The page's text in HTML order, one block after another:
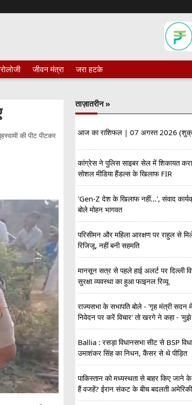
जीवन मंत्रा जरा हटके
की पीट पीटकर
ताज़ातरीन »
आज का राशिफल | 07 अगस्त 2026
कांग्रेस ने पुलिस साइबर सेल में शिकायत
सोशल मीडिया हैंडल्स के खिलाफ FIR
'Gen-Z देश के खिलाफ नहीं...', संवाद
बोले मोहन भागवत
परिसीमन और महिला आरक्षण पर राहुल से
रिजिजू, नहीं बनी सहमति
मानसून सत्र से पहले हाई अलर्ट पर दिल्ली
सुरक्षा व्यवस्था का हुआ फाइनल रिव्यू
राज्यसभा के सभापति बोले - 'गृह मंत्री
निवेदन पर करें विचार' तो खरगे ने कहा -
कि...'
Ballia : रसड़ा विधानसभा सीट से BSP
उमाशंकर सिंह का निधन, कैंसर से थे पीड़ित
पाकिस्तान को मध्यस्थता से बाहर किए जाने
हैं वजहें? ईरान संकट के बीच बदलती अमेरिकी